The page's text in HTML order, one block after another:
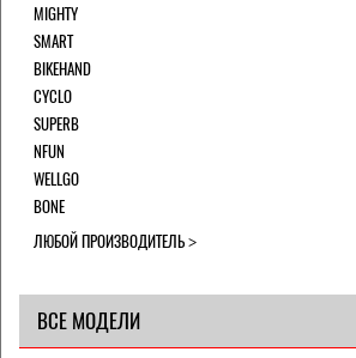
MIGHTY
SMART
BIKEHAND
CYCLO
SUPERB
NFUN
WELLGO
BONE
ЛЮБОЙ ПРОИЗВОДИТЕЛЬ
ВСЕ МОДЕЛИ